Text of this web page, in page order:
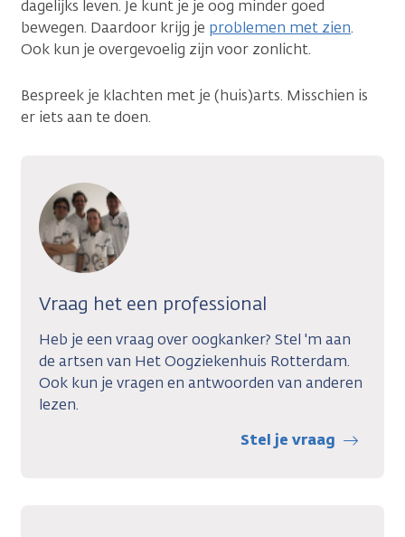
dagelijks leven. Je kunt je je oog minder goed
bewegen. Daardoor krijg je problemen met zien.
Ook kun je overgevoelig zijn voor zonlicht.
Bespreek je klachten met je (huis)arts. Misschien is
er iets aan te doen.
Vraag het een professional
Heb je een vraag over oogkanker? Stel 'm aan
de artsen van Het Oogziekenhuis Rotterdam.
Ook kun je vragen en antwoorden van anderen
lezen.
Stel je vraag